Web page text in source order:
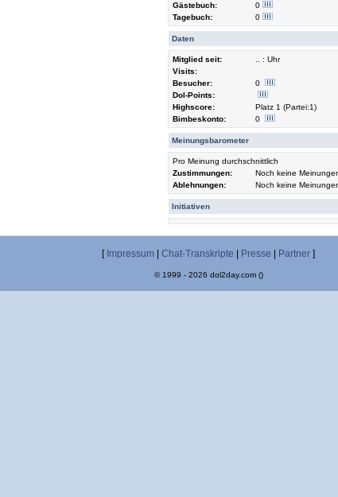
Gästebuch:
0
Tagebuch:
0
Daten
Mitglied seit:
.. : Uhr
Visits:
Besucher:
0
Dol-Points:
Highscore:
Platz 1 (Partei:1)
Bimbeskonto:
0
Meinungsbarometer
Pro Meinung durchschnittlich
Zustimmungen:
Noch keine
Ablehnungen:
Noch keine
Initiativen
[ Impressum Chat-Transkripte Presse Partner ]
© 1999 - 2026 dol2day.com ()